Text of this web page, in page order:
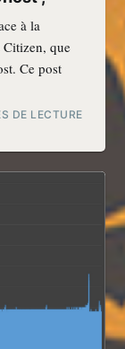
à la
que
Ce post
DE LECTURE